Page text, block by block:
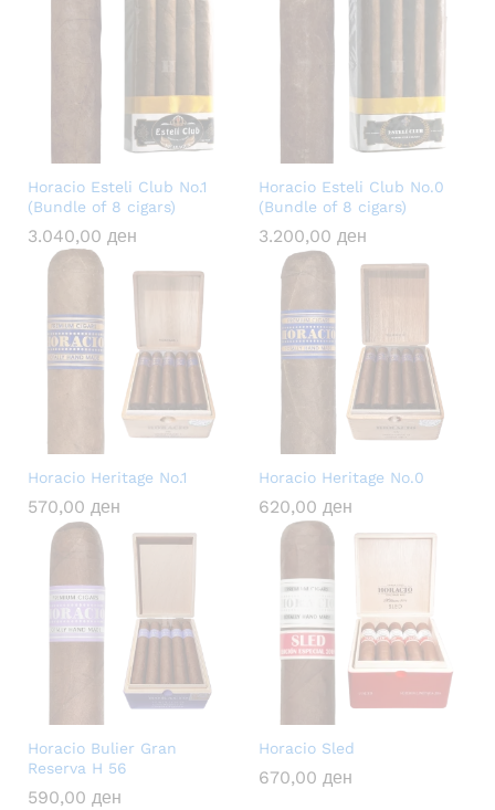
Horacio Esteli Club No.1
(Bundle of 8 cigars)
3.040,00 ден
Horacio Esteli Club No.0
(Bundle of 8 cigars)
3.200,00 ден
Horacio Heritage No.1
570,00 ден
Horacio Heritage No.0
620,00 ден
Horacio Bulier Gran
Reserva H 56
590,00 ден
Horacio Sled
670,00 ден